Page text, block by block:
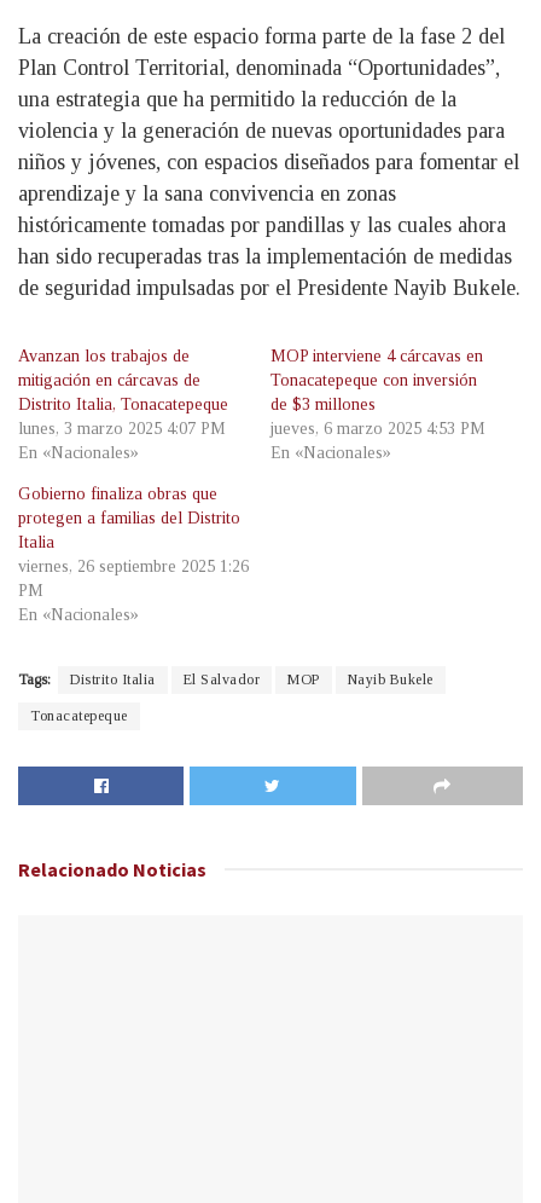
La creación de este espacio forma parte de la fase 2 del
Plan Control Territorial, denominada “Oportunidades”,
una estrategia que ha permitido la reducción de la
violencia y la generación de nuevas oportunidades para
niños y jóvenes, con espacios diseñados para fomentar el
aprendizaje y la sana convivencia en zonas
históricamente tomadas por pandillas y las cuales ahora
han sido recuperadas tras la implementación de medidas
de seguridad impulsadas por el Presidente Nayib Bukele.
Avanzan los trabajos de
mitigación en cárcavas de
Distrito Italia, Tonacatepeque
lunes, 3 marzo 2025 4:07 PM
En «Nacionales»
MOP interviene 4 cárcavas en
Tonacatepeque con inversión
de $3 millones
jueves, 6 marzo 2025 4:53 PM
En «Nacionales»
Gobierno finaliza obras que
protegen a familias del Distrito
Italia
viernes, 26 septiembre 2025 1:26
PM
En «Nacionales»
Tags: Distrito Italia El Salvador MOP Nayib Bukele
Tonacatepeque
Relacionado Noticias